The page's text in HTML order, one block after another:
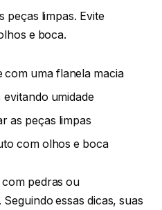
peças limpas. Evite
e boca.
com uma flanela macia
umidade
as peças limpas
com olhos e boca
pedras ou
essas dicas, suas